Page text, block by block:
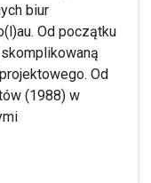
biur
Od początku
Od
(1988) w